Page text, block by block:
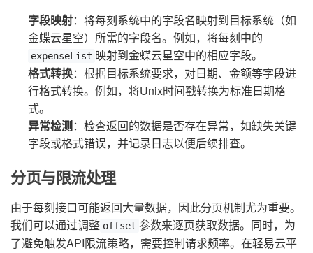
字段映射：将每刻系统中的字段名映射到目标系统（如
金蝶云星空）所需的字段名。例如，将每刻中的
expenseList 映射到金蝶云星空中的相应字段。
格式转换：根据目标系统要求，对日期、金额等字段进
行格式转换。例如，将Unix时间戳转换为标准日期格
式。
异常检测：检查返回的数据是否存在异常，如缺失关键
字段或格式错误，并记录日志以便后续排查。
分页与限流处理
由于每刻接口可能返回大量数据，因此分页机制尤为重要。
我们可以通过调整 offset 参数来逐页获取数据。同时，为
了避免触发API限流策略，需要控制请求频率。在轻易云平